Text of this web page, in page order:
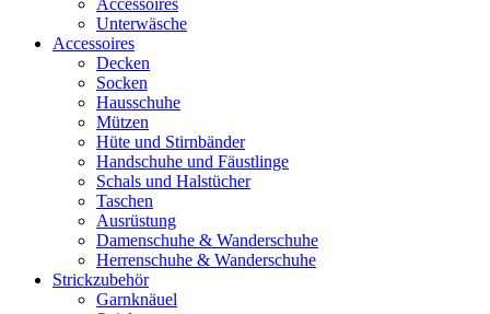
Accessoires
Unterwäsche
Accessoires
Decken
Socken
Hausschuhe
Mützen
Hüte und Stirnbänder
Handschuhe und Fäustlinge
Schals und Halstücher
Taschen
Ausrüstung
Damenschuhe & Wanderschuhe
Herrenschuhe & Wanderschuhe
Strickzubehör
Garnknäuel